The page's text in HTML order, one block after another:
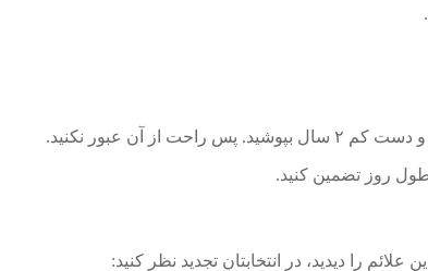
روز تضمین کنید.
را دیدید، در انتخابتان تجدید نظر کنید: